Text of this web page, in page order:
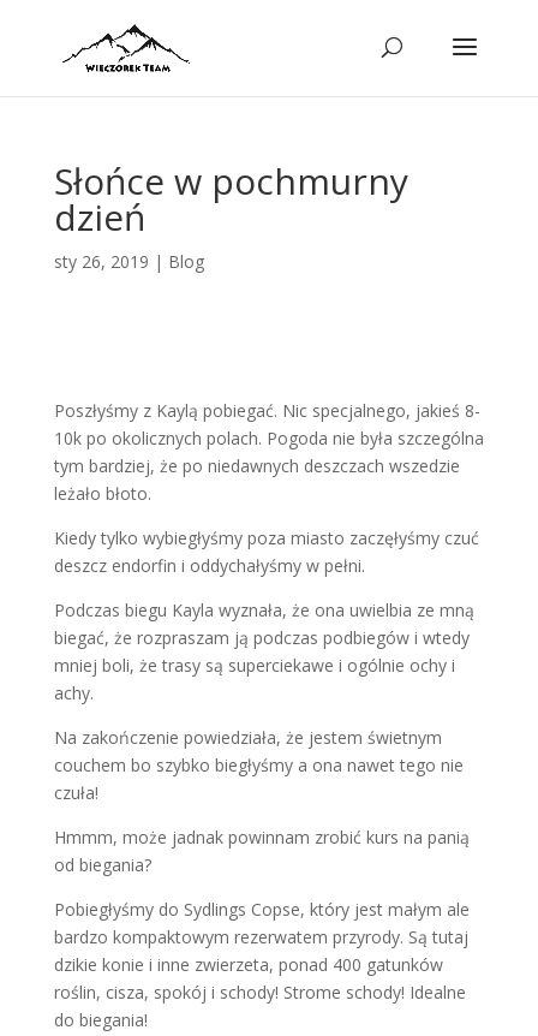
Słońce w pochmurny
dzień
sty 26, 2019 | Blog
Poszłyśmy z Kaylą pobiegać. Nic specjalnego, jakieś 8-
10k po okolicznych polach. Pogoda nie była szczególna
tym bardziej, że po niedawnych deszczach wszedzie
leżało błoto.
Kiedy tylko wybiegłyśmy poza miasto zaczęłyśmy czuć
deszcz endorfin i oddychałyśmy w pełni.
Podczas biegu Kayla wyznała, że ona uwielbia ze mną
biegać, że rozpraszam ją podczas podbiegów i wtedy
mniej boli, że trasy są superciekawe i ogólnie ochy i
achy.
Na zakończenie powiedziała, że jestem świetnym
couchem bo szybko biegłyśmy a ona nawet tego nie
czuła!
Hmmm, może jadnak powinnam zrobić kurs na panią
od biegania?
Pobiegłyśmy do Sydlings Copse, który jest małym ale
bardzo kompaktowym rezerwatem przyrody. Są tutaj
dzikie konie i inne zwierzeta, ponad 400 gatunków
roślin, cisza, spokój i schody! Strome schody! Idealne
do biegania!